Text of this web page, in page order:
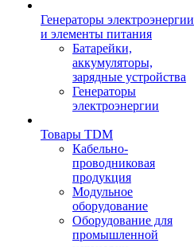
Генераторы электроэнергии
и элементы питания
Батарейки,
аккумуляторы,
зарядные устройства
Генераторы
электроэнергии
Товары TDM
Кабельно-
проводниковая
продукция
Модульное
оборудование
Оборудование для
промышленной